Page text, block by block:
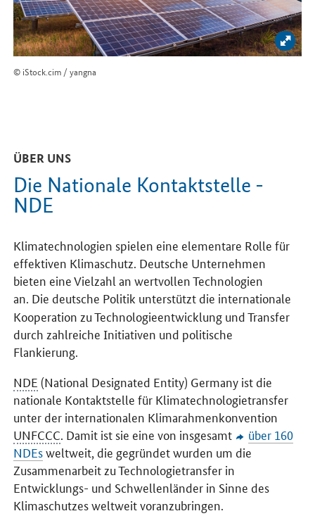
Bild
© iStock.cim / yangna
ÜBER UNS
Die Nationale Kontaktstelle -
NDE
Klimatechnologien spielen eine elementare Rolle für
effektiven Klimaschutz. Deutsche Unternehmen
bieten eine Vielzahl an wertvollen Technologien
an. Die deutsche Politik unterstützt die internationale
Kooperation zu Technologieentwicklung und Transfer
durch zahlreiche Initiativen und politische
Flankierung.
NDE (National Designated Entity) Germany ist die
nationale Kontaktstelle für Klimatechnologietransfer
unter der internationalen Klimarahmenkonvention
UNFCCC. Damit ist sie eine von insgesamt
über 160
NDEsweltweit, die gegründet wurden um die
Zusammenarbeit zu Technologietransfer in
Entwicklungs- und Schwellenländer in Sinne des
Klimaschutzes weltweit voranzubringen.